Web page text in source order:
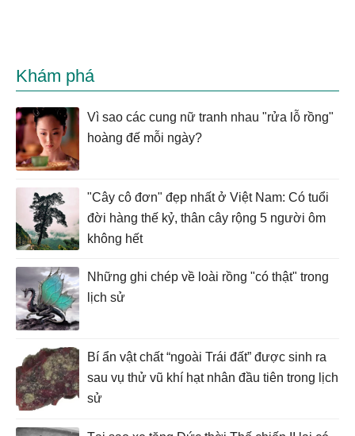
Khám phá
Vì sao các cung nữ tranh nhau "rửa lỗ rồng"
hoàng đế mỗi ngày?
"Cây cô đơn" đẹp nhất ở Việt Nam: Có tuổi
đời hàng thế kỷ, thân cây rộng 5 người ôm
không hết
Những ghi chép về loài rồng "có thật" trong
lịch sử
Bí ẩn vật chất “ngoài Trái đất” được sinh ra
sau vụ thử vũ khí hạt nhân đầu tiên trong lịch
sử